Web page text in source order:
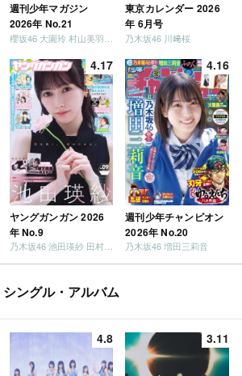
週刊少年マガジン
2026年 No.21
東京カレンダー 2026
年 6月号
乃木坂46 川﨑桜
4.17
ヤングガンガン 2026
年 No.9
乃木坂46 池田瑛紗 田村真佑
4.16
週刊少年チャンピオン
2026年 No.20
乃木坂46 増田三莉音
シングル・アルバム
4.8 3.11